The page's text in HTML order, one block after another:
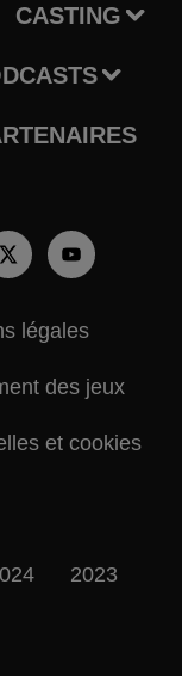
CASTING
légales
des jeux
et cookies
2023